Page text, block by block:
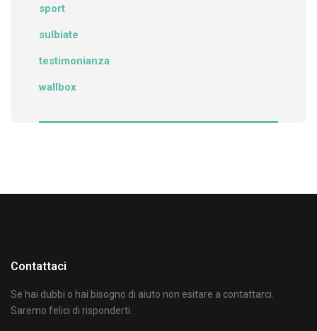
sport
sulbiate
testimonianza
wallbox
Contattaci
Se hai dubbi o hai bisogno di aiuto non esitare a contattarci.
Saremo felici di risponderti.